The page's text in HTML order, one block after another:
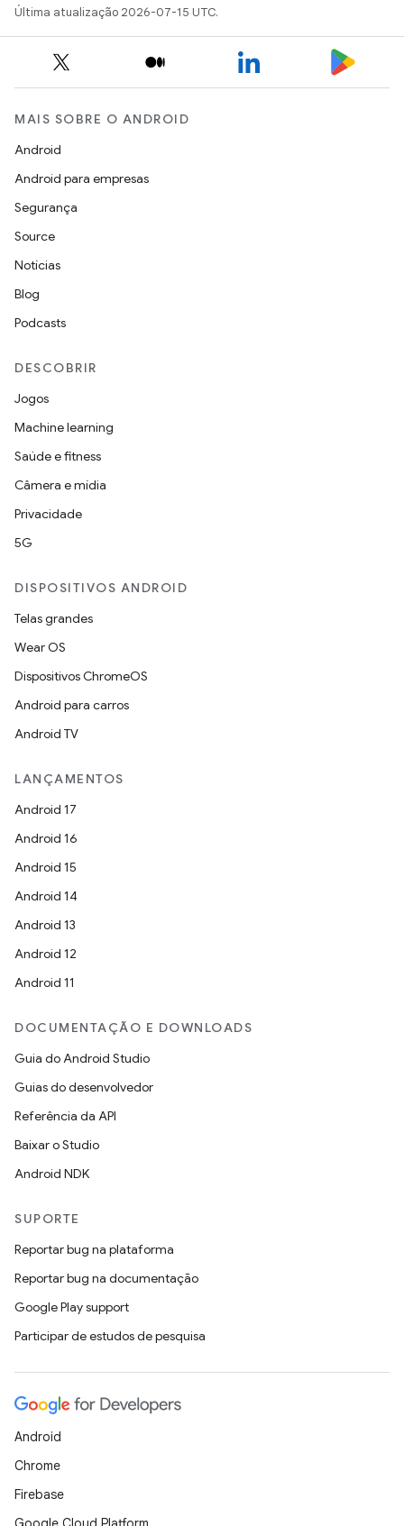
Última atualização 2026-07-15 UTC.
MAIS SOBRE O ANDROID
Android
Android para empresas
Segurança
Source
Notícias
Blog
Podcasts
DESCOBRIR
Jogos
Machine learning
Saúde e fitness
Câmera e mídia
Privacidade
5G
DISPOSITIVOS ANDROID
Telas grandes
Wear OS
Dispositivos ChromeOS
Android para carros
Android TV
LANÇAMENTOS
Android 17
Android 16
Android 15
Android 14
Android 13
Android 12
Android 11
DOCUMENTAÇÃO E DOWNLOADS
Guia do Android Studio
Guias do desenvolvedor
Referência da API
Baixar o Studio
Android NDK
SUPORTE
Reportar bug na plataforma
Reportar bug na documentação
Google Play support
Participar de estudos de pesquisa
Android
Chrome
Firebase